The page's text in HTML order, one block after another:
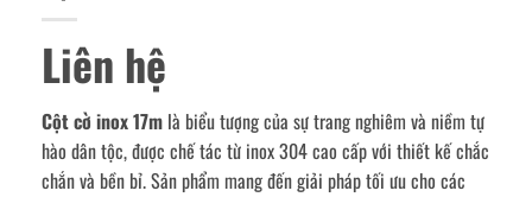
Liên hệ
Cột cờ inox 17m là biểu tượng của sự trang nghiêm và niềm tự
hào dân tộc, được chế tác từ inox 304 cao cấp với thiết kế chắc
chắn và bền bỉ. Sản phẩm mang đến giải pháp tối ưu cho các